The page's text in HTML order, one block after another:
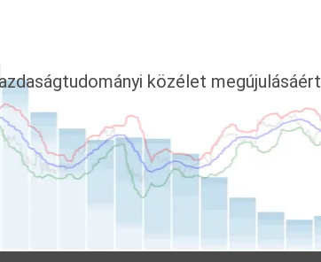
közélet megújulásáért